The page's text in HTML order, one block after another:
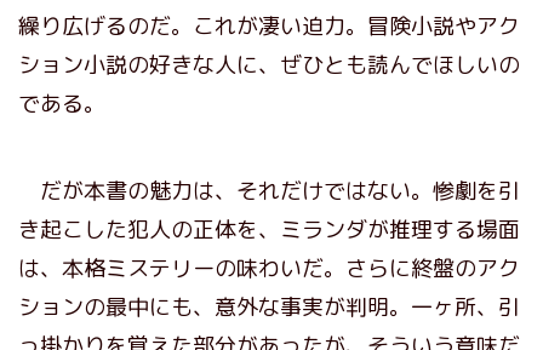
繰り広げるのだ。これが凄い迫力。冒険小説やアク
ション小説の好きな人に、ぜひとも読んでほしいの
である。
だが本書の魅力は、それだけではない。惨劇を引
き起こした犯人の正体を、ミランダが推理する場面
は、本格ミステリーの味わいだ。さらに終盤のアク
ションの最中にも、意外な事実が判明。一ヶ所、引